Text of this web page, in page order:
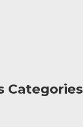
Categories